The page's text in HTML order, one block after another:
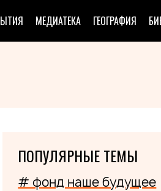
МЕДИАТЕКА ГЕОГРАФИЯ
ПОПУЛЯРНЫЕ ТЕМЫ
# фонд наше будущее